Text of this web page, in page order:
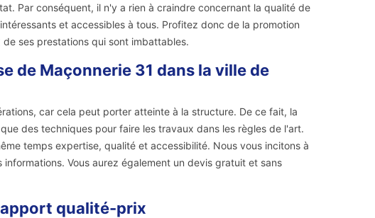
Par conséquent, il n'y a rien à craindre concernant la qualité de
et accessibles à tous. Profitez donc de la promotion
ses prestations qui sont imbattables.
de Maçonnerie 31 dans la ville de
car cela peut porter atteinte à la structure. De ce fait, la
des techniques pour faire les travaux dans les règles de l'art.
temps expertise, qualité et accessibilité. Nous vous incitons à
Vous aurez également un devis gratuit et sans
qualité-prix